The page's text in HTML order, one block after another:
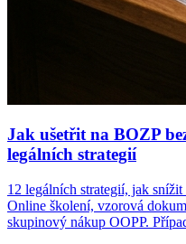
Jak ušetřit na BOZP
legálních strategií
12 legálních strategií, jak
Online školení, vzorová
skupinový nákup OOPP.